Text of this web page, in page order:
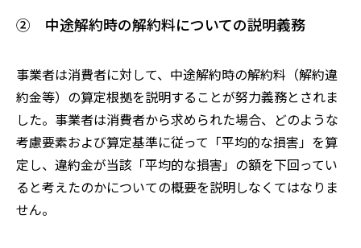
② 中途解約時の解約料についての説明義務
事業者は消費者に対して、中途解約時の解約料（解約違
約金等）の算定根拠を説明することが努力義務とされま
した。事業者は消費者から求められた場合、どのような
考慮要素および算定基準に従って「平均的な損害」を算
定し、違約金が当該「平均的な損害」の額を下回ってい
ると考えたのかについての概要を説明しなくてはなりま
せん。